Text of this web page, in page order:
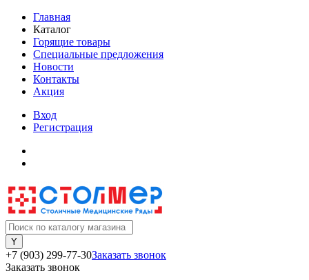
Главная
Каталог
Горящие товары
Специальные предложения
Новости
Контакты
Акция
Вход
Регистрация
+7 (903) 299-77-30Заказать звонок
Заказать звонок